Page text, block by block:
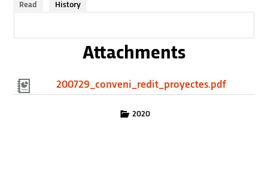
Read History
Attachments
200729_conveni_redit_proyectes.pdf
2020